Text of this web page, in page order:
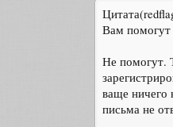
Вам помогут
Не помогут.
ваще ничего
письма не